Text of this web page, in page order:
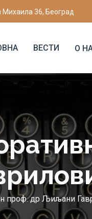
Михаила 36, Београд
ВЕСТИ О
проф. др Љиљани